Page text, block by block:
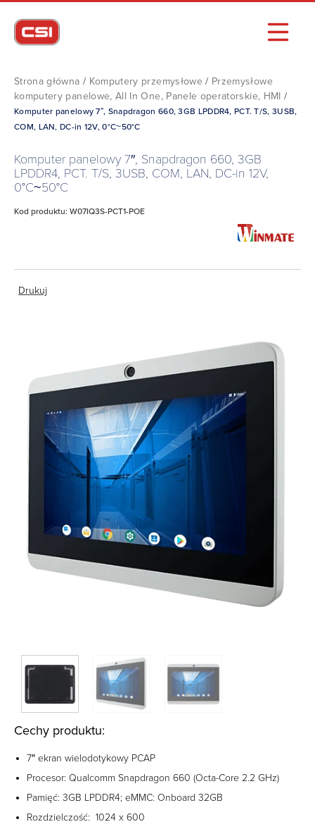
Strona główna / Komputery przemysłowe / Przemysłowe
komputery panelowe, All In One, Panele operatorskie, HMI /
Komputer panelowy 7″, Snapdragon 660, 3GB LPDDR4, PCT. T/S, 3USB,
COM, LAN, DC-in 12V, 0°C~50°C
Komputer panelowy 7″, Snapdragon 660, 3GB
LPDDR4, PCT. T/S, 3USB, COM, LAN, DC-in 12V,
0°C~50°C
Kod produktu: W07IQ3S-PCT1-POE
Drukuj
Cechy produktu:
7″ ekran wielodotykowy PCAP
Procesor: Qualcomm Snapdragon 660 (Octa-Core 2.2 GHz)
Pamięć: 3GB LPDDR4; eMMC: Onboard 32GB
Rozdzielczość: 1024 x 600